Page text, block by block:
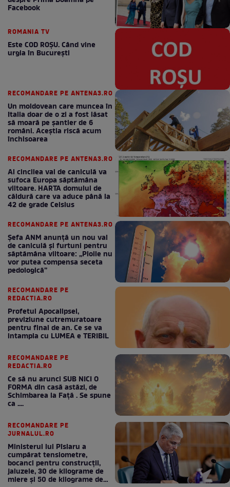
Facebook
ROMANIA TV
Este COD ROŞU. Când vine
urgia în Bucureşti
RECOMANDARE PE ANTENA3.RO
Un moldovean care muncea în
Italia doar de o zi a fost lăsat
să moară pe şantier de 6
români. Aceștia riscă acum
închisoarea
RECOMANDARE PE ANTENA3.RO
Al cincilea val de caniculă va
sufoca Europa săptămâna
viitoare. HARTA domului de
căldură care va aduce până la
42 de grade Celsius
RECOMANDARE PE ANTENA3.RO
Șefa ANM anunță un nou val
de caniculă și furtuni pentru
săptămâna viitoare: „Ploile nu
vor putea compensa seceta
pedologică”
RECOMANDARE PE
REDACTIA.RO
Profetul Apocalipsei,
previziune cutremuratoare
pentru final de an. Ce se va
intampla cu LUMEA e TERIBIL
RECOMANDARE PE
REDACTIA.RO
Ce să nu arunci SUB NICI O
FORMA din casă astăzi, de
Schimbarea la Față . Se spune
ca ....
RECOMANDARE PE
JURNALUL.RO
Ministerul lui Pîslaru a
cumpărat tensiometre,
bocanci pentru construcții,
jaluzele, 30 de kilograme de
miere și 50 de kilograme de